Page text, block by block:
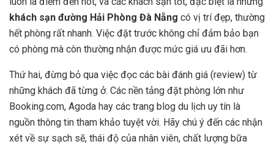
khách sạn đường Hải Phòng Đà Nẵng có vị trí đẹp, thường
hết phòng rất nhanh. Việc đặt trước không chỉ đảm bảo bạn
có phòng mà còn thường nhận được mức giá ưu đãi hơn.
Thứ hai, đừng bỏ qua việc đọc các bài đánh giá (review) từ
những khách đã từng ở. Các nền tảng đặt phòng lớn như
Booking.com, Agoda hay các trang blog du lịch uy tín là
nguồn thông tin tham khảo tuyệt vời. Hãy chú ý đến các nhận
xét về sự sạch sẽ, thái độ của nhân viên, chất lượng bữa